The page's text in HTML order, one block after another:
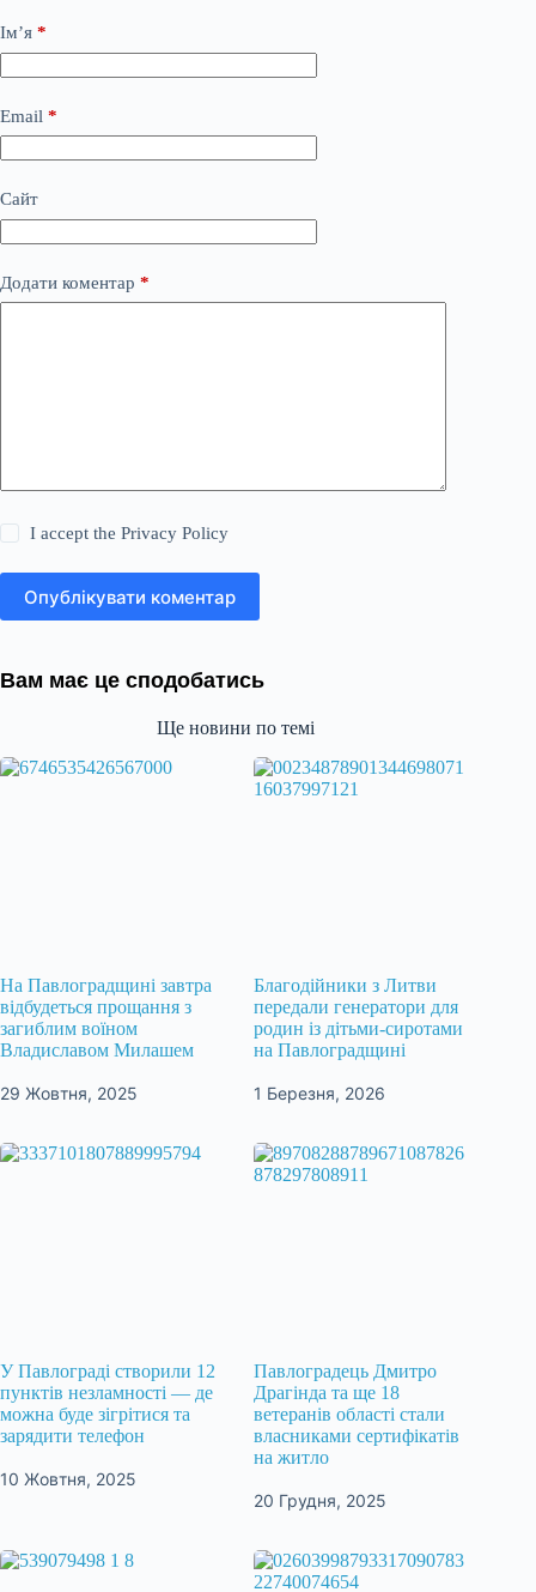
Ім’я *
Email *
Сайт
Додати коментар *
I accept thePrivacy Policy
Опублікувати коментар
Вам має це сподобатись
Ще новини по темі
На Павлоградщині завтра
відбудеться прощання з
загиблим воїном
Владиславом Милашем
29 Жовтня, 2025
Благодійники з Литви
передали генератори для
родин із дітьми-сиротами
на Павлоградщині
1 Березня, 2026
У Павлограді створили 12
пунктів незламності — де
можна буде зігрітися та
зарядити телефон
10 Жовтня, 2025
Павлоградець Дмитро
Драгінда та ще 18
ветеранів області стали
власниками сертифікатів
на житло
20 Грудня, 2025